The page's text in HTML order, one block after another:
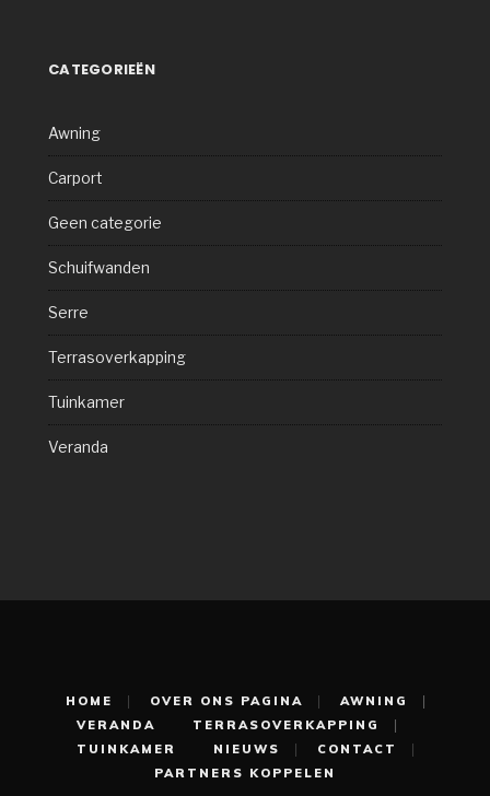
CATEGORIEËN
Awning
Carport
Geen categorie
Schuifwanden
Serre
Terrasoverkapping
Tuinkamer
Veranda
HOME OVER ONS PAGINA
AWNING
VERANDA
TERRASOVERKAPPING
TUINKAMER
NIEUWS
CONTACT
PARTNERS KOPPELEN